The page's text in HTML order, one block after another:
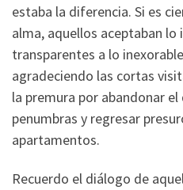
estaba la diferencia. Si es
alma, aquellos aceptaban
transparentes a lo
agradeciendo las cortas
la premura por abandonar
penumbras y regresar
apartamentos.
Recuerdo el diálogo de